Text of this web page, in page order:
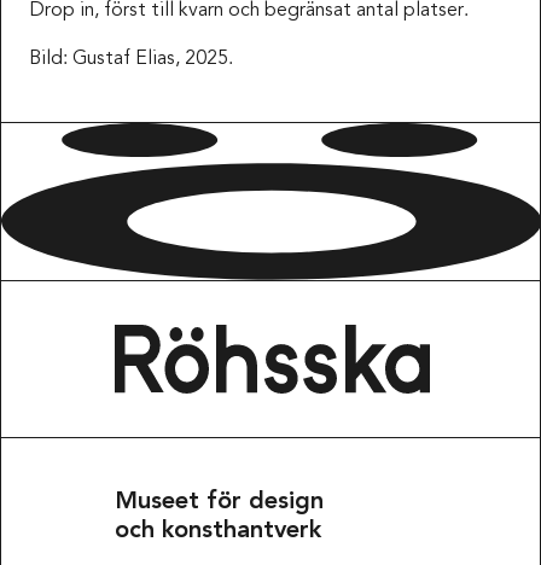
Drop in, först till kvarn och begränsat antal platser.
Bild: Gustaf Elias, 2025.
Museet för design
och konsthantverk